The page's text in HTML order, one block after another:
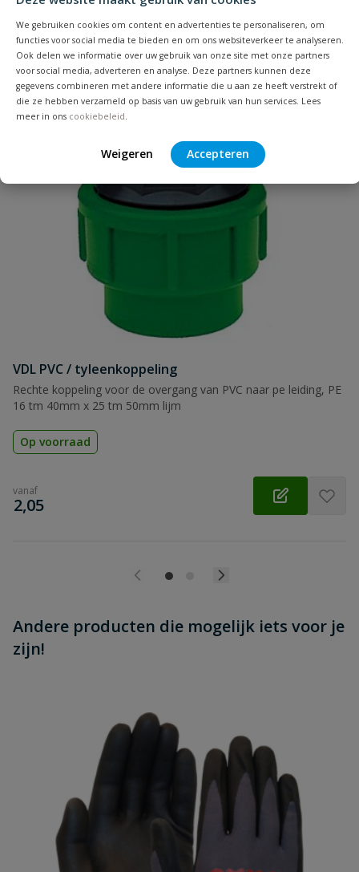
We gebruiken cookies om content en advertenties te personaliseren, om
functies voor social media te bieden en om ons websiteverkeer te analyseren.
Ook delen we informatie over uw gebruik van onze site met onze partners
voor social media, adverteren en analyse. Deze partners kunnen deze
gegevens combineren met andere informatie die u aan ze heeft verstrekt of
die ze hebben verzameld op basis van uw gebruik van hun services. Lees
meer in ons cookiebeleid.
Weigeren Accepteren
Uw waardering:
Samenvatting
Beoordeling
Beoordeling versturen
VDL PVC / tyleenkoppeling
Rechte koppeling voor de overgang van PVC naar pe leiding, PE
16 tm 40mm x 25 tm 50mm lijm
Op voorraad
vanaf
€
2,05
Andere producten die mogelijk iets voor je
zijn!